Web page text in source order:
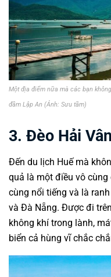
Một địa điểm nữa mà các bạn
đầm Lập An (Ảnh: Sưu tầm)
3. Đèo Hải Vân
Đến du lịch Huế mà
quả là một điều vô
cùng nổi tiếng và là
và Đà Nẵng. Được đi
không khí trong lành,
biển cả hùng vĩ chắc